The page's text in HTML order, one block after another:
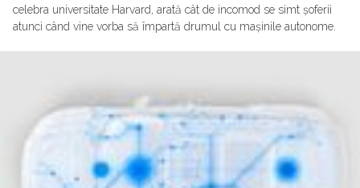
celebra universitate Harvard, arată cât de incomod se simt șoferii
atunci când vine vorba să împartă drumul cu mașinile autonome.